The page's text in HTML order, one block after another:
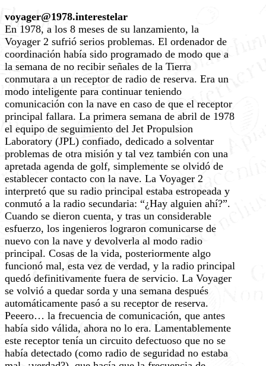
voyager@1978.interestelar
En 1978, a los 8 meses de su lanzamiento, la
Voyager 2 sufrió serios problemas. El ordenador de
coordinación había sido programado de modo que a
la semana de no recibir señales de la Tierra
conmutara a un receptor de radio de reserva. Era un
modo inteligente para continuar teniendo
comunicación con la nave en caso de que el receptor
principal fallara. La primera semana de abril de 1978
el equipo de seguimiento del Jet Propulsion
Laboratory (JPL) confiado, dedicado a solventar
problemas de otra misión y tal vez también con una
apretada agenda de golf, simplemente se olvidó de
establecer contacto con la nave. La Voyager 2
interpretó que su radio principal estaba estropeada y
conmutó a la radio secundaria: “¿Hay alguien ahí?”.
Cuando se dieron cuenta, y tras un considerable
esfuerzo, los ingenieros lograron comunicarse de
nuevo con la nave y devolverla al modo radio
principal. Cosas de la vida, posteriormente algo
funcionó mal, esta vez de verdad, y la radio principal
quedó definitivamente fuera de servicio. La Voyager
se volvió a quedar sorda y una semana después
automáticamente pasó a su receptor de reserva.
Peeero… la frecuencia de comunicación, que antes
había sido válida, ahora no lo era. Lamentablemente
este receptor tenía un circuito defectuoso que no se
había detectado (como radio de seguridad no estaba